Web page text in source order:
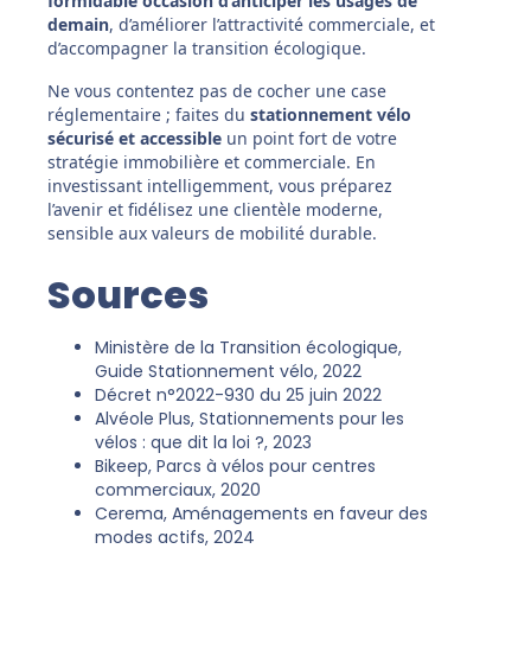
demain, d’améliorer l’attractivité commerciale, et
d’accompagner la transition écologique.
Ne vous contentez pas de cocher une case
réglementaire ; faites du stationnement vélo
sécurisé et accessible un point fort de votre
stratégie immobilière et commerciale. En
investissant intelligemment, vous préparez
l’avenir et fidélisez une clientèle moderne,
sensible aux valeurs de mobilité durable.
Sources
Ministère de la Transition écologique,
Guide Stationnement vélo, 2022
Décret n°2022-930 du 25 juin 2022
Alvéole Plus, Stationnements pour les
vélos : que dit la loi ?, 2023
Bikeep, Parcs à vélos pour centres
commerciaux, 2020
Cerema, Aménagements en faveur des
modes actifs, 2024